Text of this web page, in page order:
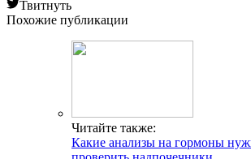
симптомы и причины
Читайте также:
Фиброз створок клапанов сердца